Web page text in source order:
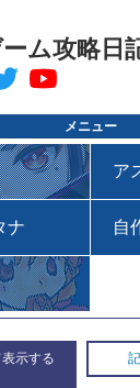
ム攻略日
メニュー
ア
ナ 自
示する